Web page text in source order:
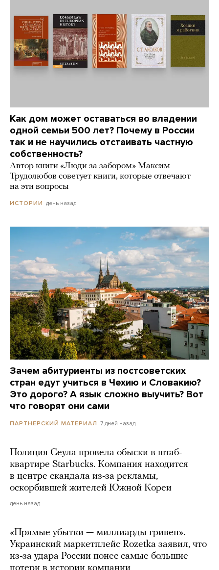
Как дом может оставаться во владении
одной семьи 500 лет? Почему в России
так и не научились отстаивать частную
собственность?
Автор книги «Люди за забором» Максим
Трудолюбов советует книги, которые отвечают
на эти вопросы
ИСТОРИИ день назад
Зачем абитуриенты из постсоветских
стран едут учиться в Чехию и Словакию?
Это дорого? А язык сложно выучить? Вот
что говорят они сами
ПАРТНЕРСКИЙ МАТЕРИАЛ 7 дней назад
Полиция Сеула провела обыски в штаб-
квартире Starbucks. Компания находится
в центре скандала из-за рекламы,
оскорбившей жителей Южной Кореи
день назад
«Прямые убытки — миллиарды гривен».
Украинский маркетплейс Rozetka заявил, что
из-за удара России понес самые большие
потери в истории компании